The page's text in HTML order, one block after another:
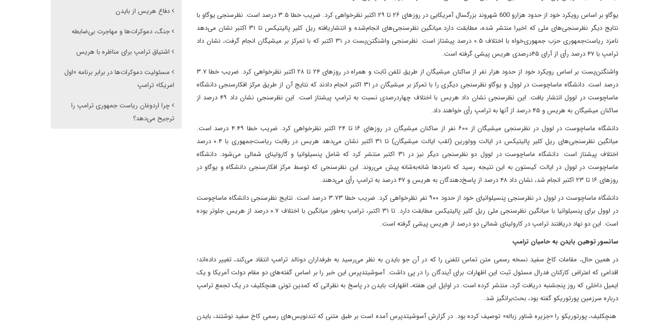
یوگاو بر اساس رویکرد خود از حدود هزارو 600 شهروند بزرگسال آمریکایی در روزهای ۲۶ تا ۲۹ اکتبر نظرخواهی کرد. ضریب خطا ۳.۵ درصد است. نظرسنجی یوگاو با
نتایج دیگر نظرسنجی‌های ملی که اخیرا منتشر شده، مطابقت دارد.میانگین نظرسنجی‌های انجام‌شده و انتشاریافته ریل کلیر پالیتیکس تا ۳۱ اکتبر نشان می‌دهد‌
نامزد ریاست‌جمهوری حزب جمهوری‌خواه با اختلاف ۰.۵ درصد پیشتاز است. نظرسنجی واشنگتن‌پست در ۳۱ اکتبر که با تمرکز بر میشیگان انجام گرفت، نشان داد‌
ترامپ با ۴۷ درصد رأی از آرای ۴۵‌درصدی هریس پیشی گرفته است.
واشنگتن‌پست بر اساس رویکرد خود از حدود هزار نفر از ساکنان میشیگان از طریق تلفن ثابت و همراه در روزهای ۲۴ تا ۲۸ اکتبر نظرخواهی کرد. ضریب خطا ۳.۷
درصد است. دانشگاه ماساچوست در لوول و یوگاو نظرسنجی دیگری را با تمرکز بر میشیگان در ۳۱ اکتبر انجام دادند که نتایج آن از طریق مرکز افکارسنجی دانشگاه
ماساچوست در لوول انتشار یافت. این نظرسنجی نشان داد هریس با اختلاف چهار‌درصدی نسبت به ترامپ پیشتاز است. این نظرسنجی نشان داد‌ ۴۹ درصد از
ساکنان میشیگان به هریس و ۴۵ درصد از آنها به ترامپ رأی خواهند داد.
دانشگاه ماساچوست در لوول در نظرسنجی میشیگان از ۶۰۰ نفر از ساکنان میشیگان در روزهای ۱۶ تا ۲۴ اکتبر نظرخواهی کرد. ضریب خطا ۴.۴۹ درصد است.
میانگین نظرسنجی‌های ریل کلیر پالیتیکس در ایالت وولورین (لقب ایالت میشیگان) تا ۳۱ اکتبر نشان می‌دهد ‌هریس در رقابت ریاست‌جمهوری با ۰.۴ درصد
اختلاف پیشتاز است. دانشگاه ماساچوست در لوول دو نظرسنجی دیگر نیز در ۳۱ اکتبر منتشر کرد که شامل پنسیلوانیا و کارولینای شمالی می‌شود. دانشگاه
ماساچوست در لوول در ایالت کیستون به این نتیجه رسید که نامزدها شانه‌به‌شانه پیش می‌روند. این نظرسنجی که توسط مرکز افکارسنجی دانشگاه و یوگاو در
روزهای ۱۶ تا ۲۳ اکتبر انجام شد، نشان داد ‌۴۸ درصد از پاسخ‌دهندگان به هریس و ۴۷ درصد به ترامپ رأی می‌دهند.
دانشگاه ماساچوست در لوول در نظرسنجی پنسیلوانیای خود از حدود ۹۰۰ نفر نظرخواهی کرد. ضریب خطا ۳.۷۳ درصد است. نتایج نظرسنجی دانشگاه ماساچوست
در لوول برای پنسیلوانیا با میانگین نظرسنجی ملی ریل کلیر پالیتیکس مطابقت دارد. تا ۳۱ اکتبر، ترامپ به‌طور میانگین با اختلاف ۰.۷ درصد از هریس جلوتر بوده
است. این‌ دو نهاد دریافتند‌ ترامپ در کارولینای شمالی دو درصد از هریس پیشی گرفته است.
سانسور توهین بایدن به حامیان ترامپ
در همین حال، مقامات کاخ سفید نسخه رسمی متن تماس تلفنی را که در آن جو بایدن به نظر می‌رسید به طرفداران دونالد ترامپ انتقاد می‌کند، تغییر داده‌اند؛
اقدامی که اعتراض کارکنان فدرال مسئول ثبت این اظهارات برای آیندگان را در پی داشت. آسوشیتدپرس این خبر را بر اساس گفته‌های دو مقام دولت آمریکا و یک
ایمیل داخلی که روز پنجشنبه دریافت کرد، منتشر کرده است. در اوایل این هفته، اظهارات بایدن در پاسخ به نظراتی که کمدین تونی هنچکلیف در یک تجمع ترامپ
درباره سرزمین پورتوریکو گفته بود، بحث‌برانگیز شد.
هنچکلیف، پورتوریکو را «جزیره شناور زباله» توصیف کرده بود. در گزارش آسوشیتدپرس آمده است بر طبق متنی که تندنویس‌های رسمی کاخ سفید نوشتند، بایدن
دفاع هریس از بایدن
جنگ، دموکرات‌ها و مهاجرت بی‌ضابطه
اشتیاق ترامپ برای مناظره با هریس
مسئولیت دموکرات‌ها در برابر برنامه «اول
امریکا» ترامپ
چرا اردوغان ریاست جمهوری ترامپ را
ترجیح می‌دهد؟